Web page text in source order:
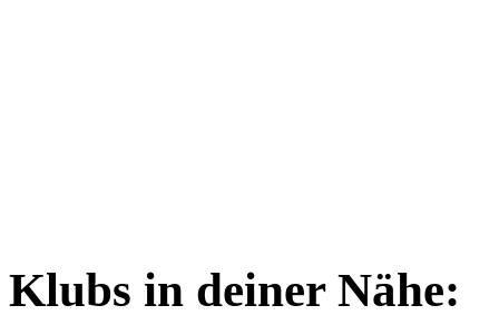
Klubs in deiner Nähe: